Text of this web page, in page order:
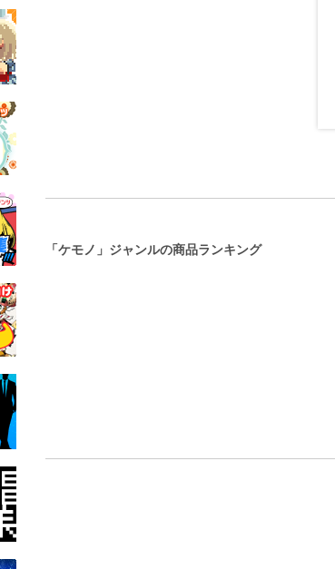
ーアクスタ
東京放課後サモナーズ
「ケモノ」ジャンルの商品ランキング